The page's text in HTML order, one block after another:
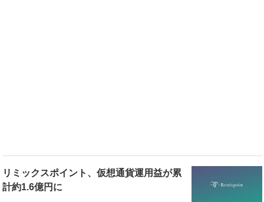
リミックスポイント、仮想通貨運用益が累
計約1.6億円に